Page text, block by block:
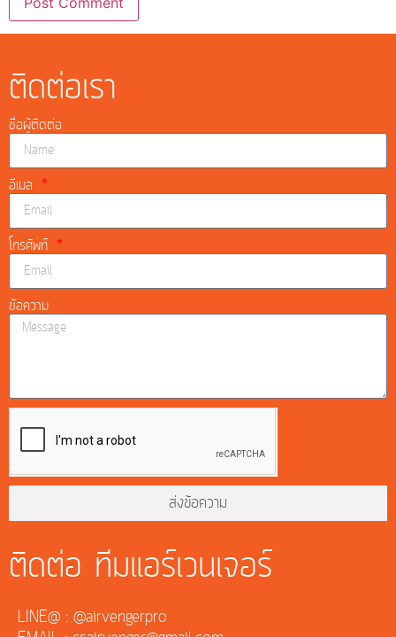
ติดต่อเรา
ชื่อผู้ติดต่อ
อีเมล
โทรศัพท์
ข้อความ
ส่งข้อความ
ติดต่อ ทีมแอร์เวนเจอร์
LINE@ : @airvengerpro